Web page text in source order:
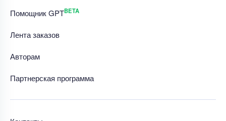
Помощник GPTBETA
Лента заказов
Авторам
Партнерская программа